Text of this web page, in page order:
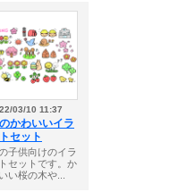
03/10 11:37
かわいいイラ
セット
子供向けのイラ
セットです。か
い桜の木や...